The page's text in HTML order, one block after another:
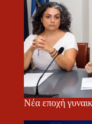
Νέα εποχή